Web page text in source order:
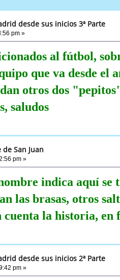
desde sus inicios 3ª Parte
pm »
al fútbol,
que va desde el
otros dos
saludos
de San Juan
pm »
indica aquí se
las brasas, otros
la historia, en
desde sus inicios 2ª Parte
pm »